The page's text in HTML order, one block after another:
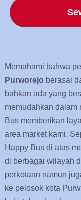
Memahami bahwa
Purworejo berasal
bahkan ada yang
memudahkan dalam
Bus memberikan
area market kami.
Happy Bus di atas
di berbagai wilayah
perkotaan namun
ke pelosok kota